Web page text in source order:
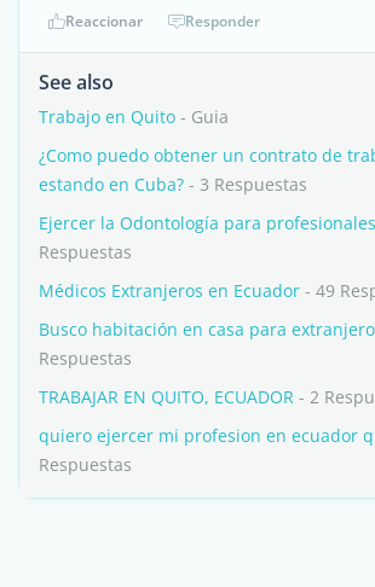
Reaccionar Responder
See also
Trabajo en Quito - Guia
¿Como puedo obtener un contrato de
estando en Cuba? - 3 Respuestas
Ejercer la Odontología para
Respuestas
Médicos Extranjeros en Ecuador - 49
Busco habitación en casa para
Respuestas
TRABAJAR EN QUITO, ECUADOR - 2
quiero ejercer mi profesion en ecuador
Respuestas